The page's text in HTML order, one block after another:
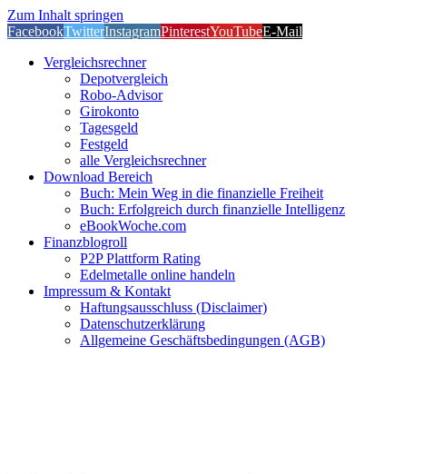
Zum Inhalt springen
FacebookTwitterInstagramPinterestYouTubeE-Mail
Vergleichsrechner
Depotvergleich
Robo-Advisor
Girokonto
Tagesgeld
Festgeld
alle Vergleichsrechner
Download Bereich
Buch: Mein Weg in die finanzielle Freiheit
Buch: Erfolgreich durch finanzielle Intelligenz
eBookWoche.com
Finanzblogroll
P2P Plattform Rating
Edelmetalle online handeln
Impressum & Kontakt
Haftungsausschluss (Disclaimer)
Datenschutzerklärung
Allgemeine Geschäftsbedingungen (AGB)